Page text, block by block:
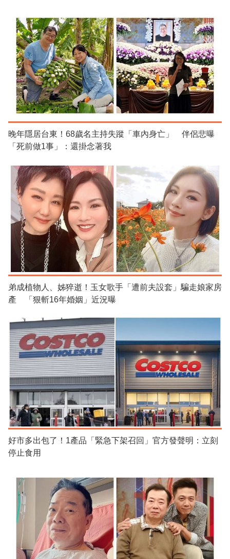
晚年隱居台東！68歲名主持失蹤「車內身亡」 伴侶悲曝
「死前做1事」：還掛念著我
弟成植物人、姊猝逝！玉女歌手「遭前夫設套」騙走娘家房
產 「狠斬16年婚姻」近況曝
好市多出包了！1產品「緊急下架召回」官方發聲明：立刻
停止食用